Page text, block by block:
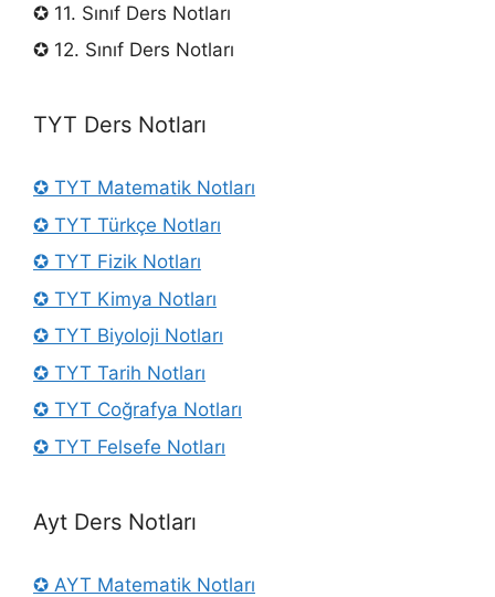
✪ 11. Sınıf Ders Notları
✪ 12. Sınıf Ders Notları
TYT Ders Notları
✪ TYT Matematik Notları
✪ TYT Türkçe Notları
✪ TYT Fizik Notları
✪ TYT Kimya Notları
✪ TYT Biyoloji Notları
✪ TYT Tarih Notları
✪ TYT Coğrafya Notları
✪ TYT Felsefe Notları
Ayt Ders Notları
✪ AYT Matematik Notları